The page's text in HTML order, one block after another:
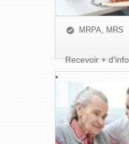
MRPA, MRS
Recevoir +